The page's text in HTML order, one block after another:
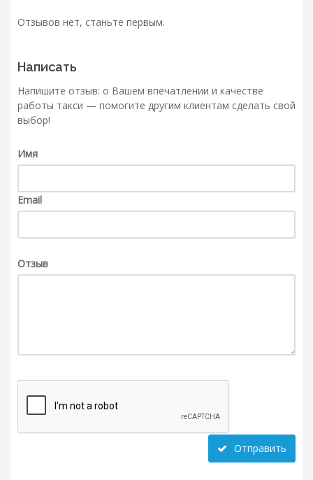
Отзывов нет, станьте первым.
Написать
Напишите отзыв: о Вашем впечатлении и качестве
работы такси — помогите другим клиентам сделать свой
выбор!
Имя
Email
Отзыв
Отправить